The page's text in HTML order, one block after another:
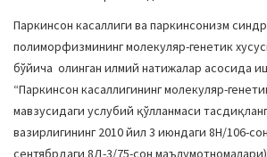
Паркинсон касаллиги ва паркинсонизм
полиморфизмининг молекуляр-генетик
бўйича олинган илмий натижалар асосида
“Паркинсон касаллигининг молекуляр-
мавзусидаги услубий қўлланмаси
вазирлигининг 2010 йил 3 июндаги 8Н/106-
сентябрдаги 8Д-3/75-сон